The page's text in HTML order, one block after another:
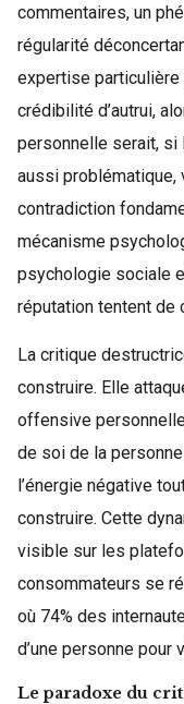
commentaires, un
régularité
expertise particulière
crédibilité d’autrui,
personnelle serait, si
aussi problématique,
contradiction
mécanisme
psychologie sociale
réputation tentent de
La critique
construire. Elle
offensive
de soi de la
l’énergie négative
construire. Cette
visible sur les
consommateurs se
où 74% des
d’une personne
Le paradoxe du